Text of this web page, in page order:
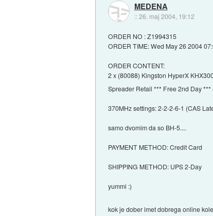
MEDENA
::26. maj 2004, 19:12
ORDER NO : Z1994315
ORDER TIME: Wed May 26 2004
ORDER CONTENT:
2 x (80088) Kingston HyperX
Spreader Retail *** Free 2nd Day ***
370MHz settings: 2-2-2-6-1 (CAS
samo dvomim da so BH-5....
PAYMENT METHOD: Credit Card
SHIPPING METHOD: UPS 2-Day
yummi :)
kok je dober imet dobrega online